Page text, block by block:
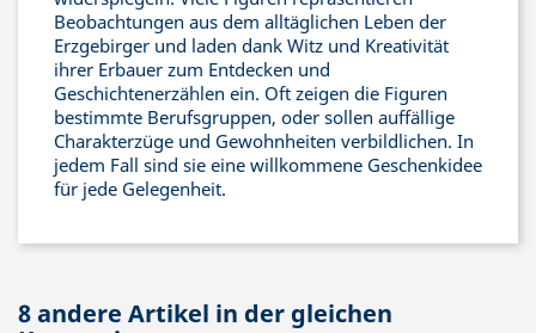
Beobachtungen aus dem alltäglichen Leben der
Erzgebirger und laden dank Witz und Kreativität
ihrer Erbauer zum Entdecken und
Geschichtenerzählen ein. Oft zeigen die Figuren
bestimmte Berufsgruppen, oder sollen auffällige
Charakterzüge und Gewohnheiten verbildlichen. In
jedem Fall sind sie eine willkommene Geschenkidee
für jede Gelegenheit.
8 andere Artikel in der gleichen